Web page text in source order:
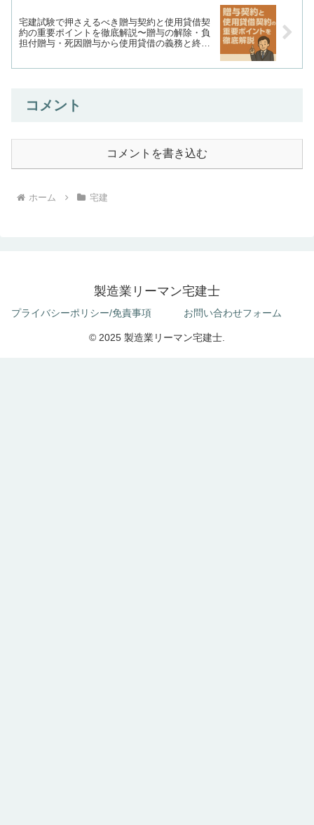
宅建試験で押さえるべき贈与契約と使用貸借契
約の重要ポイントを徹底解説〜贈与の解除・負
担付贈与・死因贈与から使用貸借の義務と終了
コメント
コメントを書き込む
ホーム 宅建
製造業リーマン宅建士
プライバシーポリシー/免責事項 お問い合わせフォーム
© 2025 製造業リーマン宅建士.